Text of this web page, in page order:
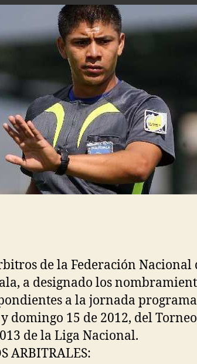
de la Federación Nacional
a designado los
a la jornada
domingo 15 de 2012, del
de la Liga Nacional.
ARBITRALES: